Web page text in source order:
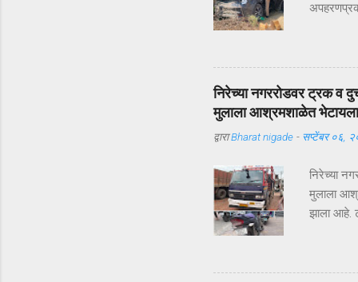
आलं. पण
सुखरूप
निरेच्या नगररोडवर ट्रक व
मुलाला आश्रमशाळेत भेटायला
द्वाराBharat nigade - सप्टेंबर ०६,
निरेच्या
मुलाला
झाला आहे.
कुवरलाल